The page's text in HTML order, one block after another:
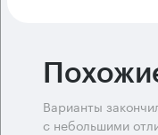
Варианты
с небольшими